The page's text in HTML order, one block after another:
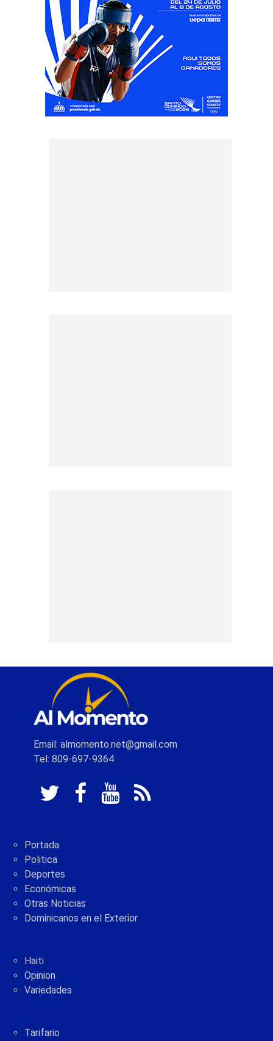
Email: almomento.net@gmail.com
Tel: 809-697-9364
Portada
Politica
Deportes
Económicas
Otras Noticias
Dominicanos en el Exterior
Haiti
Opinion
Variedades
Tarifario